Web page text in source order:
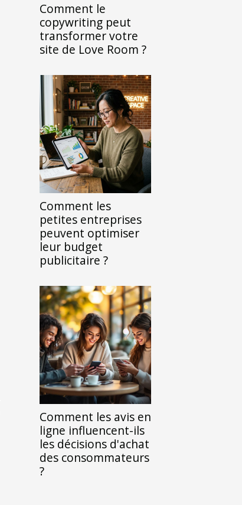
Comment le
copywriting peut
transformer votre
site de Love Room ?
Comment les
petites entreprises
peuvent optimiser
leur budget
publicitaire ?
Comment les avis en
ligne influencent-ils
les décisions d'achat
des consommateurs
?